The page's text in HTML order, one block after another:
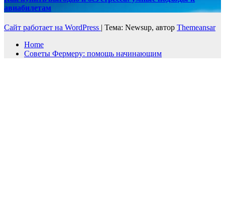
авиабилетам
Сайт работает на WordPress | Тема: Newsup, автор Themeansar
Home
Советы Фермеру: помощь начинающим